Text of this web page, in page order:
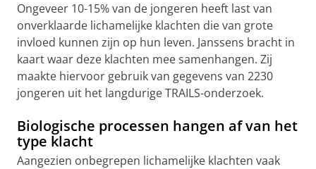
Ongeveer 10-15% van de jongeren heeft last van
onverklaarde lichamelijke klachten die van grote
invloed kunnen zijn op hun leven. Janssens bracht in
kaart waar deze klachten mee samenhangen. Zij
maakte hiervoor gebruik van gegevens van 2230
jongeren uit het langdurige TRAILS-onderzoek.
Biologische processen hangen af van het
type klacht
Aangezien onbegrepen lichamelijke klachten vaak